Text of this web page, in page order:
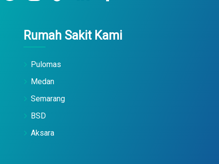
Rumah Sakit Kami
Pulomas
Medan
Semarang
BSD
Aksara